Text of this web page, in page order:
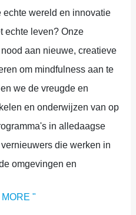
echte wereld en innovatie
echte leven? Onze
aan nieuwe, creatieve
om mindfulness aan te
we de vreugde en
en onderwijzen van op
in alledaagse
die werken in
omgevingen en
"